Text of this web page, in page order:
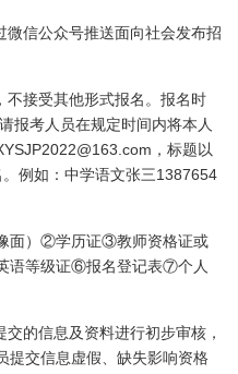
微信公众号推送面向社会发布招
不接受其他形式报名。报名时
报考人员在规定时间内将本人
，标题以
例如：中学语文张三1387654
面）②学历证③教师资格证或
语等级证⑥报名登记表⑦个人
的信息及资料进行初步审核，
提交信息虚假、缺失影响资格